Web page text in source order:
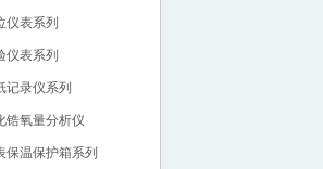
仪表系列
仪表系列
记录仪系列
锆氧量分析仪
保温保护箱系列